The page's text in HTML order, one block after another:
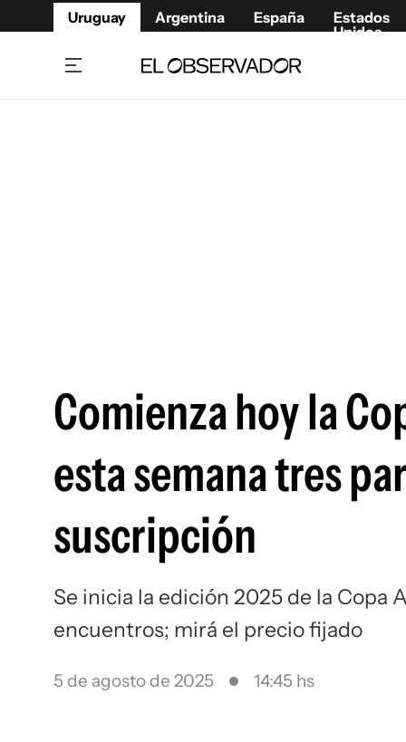
Uruguay Argentina España
Estados
Unidos
Comienza hoy la
esta semana tres
suscripción
Se inicia la edición 2025 de la Copa
encuentros; mirá el precio fijado
5 de agosto de 2025 14:45 hs